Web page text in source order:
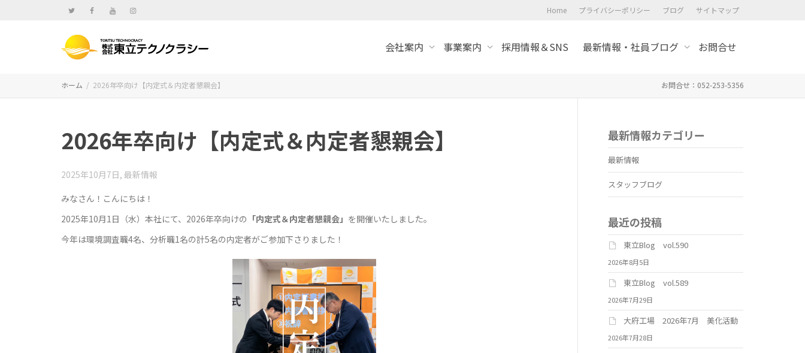
Home プライバシーポリシー ブログ サイトマップ
会社案内 事業案内 採用情報＆SNS 最新情報・社員ブログ お問合せ
ホーム 2026年卒向け【内定式＆内定者懇親会】 お問合せ：052-253-5356
2026年卒向け【内定式＆内定者懇親会】
2025年10月7日, 最新情報
みなさん！こんにちは！
2025年10月1日（水）本社にて、2026年卒向けの 「内定式＆内定者懇親会」 を開催いたしました。
今年は環境調査職4名、分析職1名の計5名の内定者がご参加下さりました！
最新情報カテゴリー
最新情報
スタッフブログ
最近の投稿
東立Blog vol.590
2026年8月5日
東立Blog vol.589
2026年7月29日
大府工場 2026年7月 美化活動
2026年7月28日